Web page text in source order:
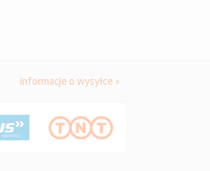
informacje o wysyłce »